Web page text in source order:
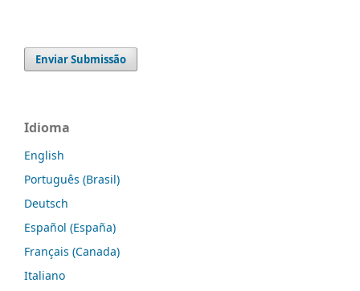
Enviar Submissão
Idioma
English
Português (Brasil)
Deutsch
Español (España)
Français (Canada)
Italiano